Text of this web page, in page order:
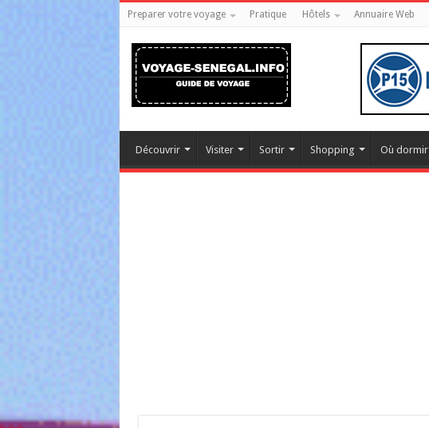
Preparer votre voyage Pratique Hôtels Annuaire Web
Découvrir Visiter Sortir Shopping Où dormir